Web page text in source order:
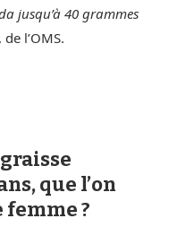
jusqu’à 40 grammes
l’OMS.
que l’on
?